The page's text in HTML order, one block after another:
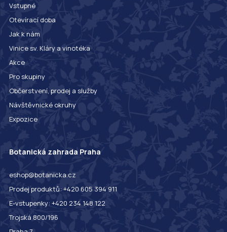
Vstupné
Otevírací doba
Jak k nám
Vinice sv. Kláry a vinotéka
Akce
Pro skupiny
Občerstvení, prodej a služby
Návštěvnické okruhy
Expozice
Botanická zahrada Praha
eshop@botanicka.cz
Prodej produktů: +420 605 394 911
E-vstupenky: +420 234 148 122
Trojská 800/196